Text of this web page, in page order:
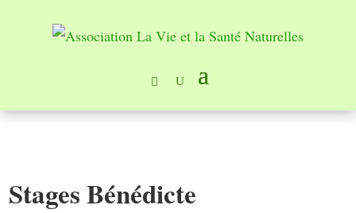
Stages Bénédicte